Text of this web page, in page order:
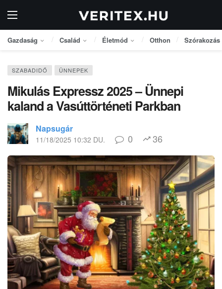
Gazdaság Család Életmód Otthon Szórakozás
SZABADIDŐ ÜNNEPEK
Mikulás Expressz 2025 – Ünnepi
kaland a Vasúttörténeti Parkban
Napsugár
11/18/2025 10:32 DU. 0 36